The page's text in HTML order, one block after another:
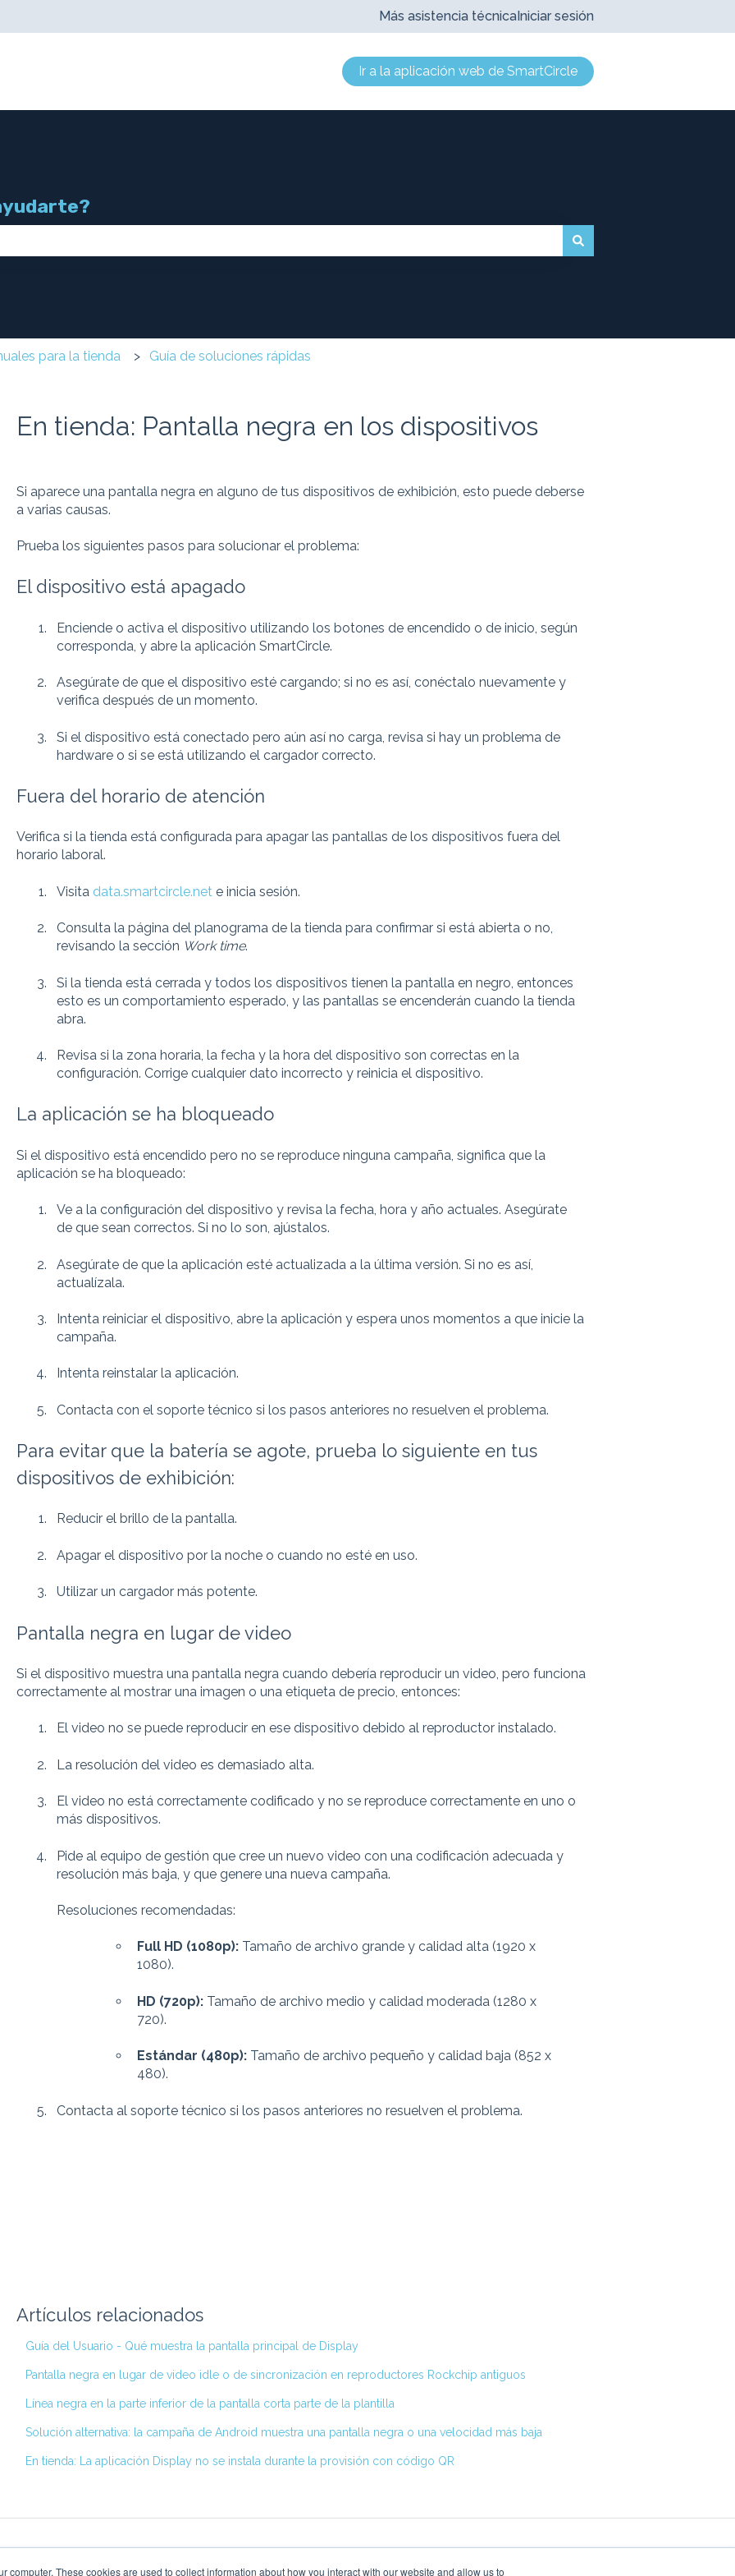
computer. These cookies are used to collect information about how you interact with our website and allow us to
de Más asistencia técnicaIniciar sesión
Ir a la aplicación web de SmartCircle
para la tienda Guía de soluciones rápidas
En tienda: Pantalla negra en los dispositivos
Si aparece una pantalla negra en alguno de tus dispositivos de exhibición, esto puede deberse
a varias causas.
Prueba los siguientes pasos para solucionar el problema:
El dispositivo está apagado
Enciende o activa el dispositivo utilizando los botones de encendido o de inicio, según
corresponda, y abre la aplicación SmartCircle.
Asegúrate de que el dispositivo esté cargando; si no es así, conéctalo nuevamente y
verifica después de un momento.
Si el dispositivo está conectado pero aún así no carga, revisa si hay un problema de
hardware o si se está utilizando el cargador correcto.
Fuera del horario de atención
Verifica si la tienda está configurada para apagar las pantallas de los dispositivos fuera del
horario laboral.
Visita data.smartcircle.net e inicia sesión.
Consulta la página del planograma de la tienda para confirmar si está abierta o no,
revisando la sección Work time.
Si la tienda está cerrada y todos los dispositivos tienen la pantalla en negro, entonces
esto es un comportamiento esperado, y las pantallas se encenderán cuando la tienda
abra.
Revisa si la zona horaria, la fecha y la hora del dispositivo son correctas en la
configuración. Corrige cualquier dato incorrecto y reinicia el dispositivo.
La aplicación se ha bloqueado
Si el dispositivo está encendido pero no se reproduce ninguna campaña, significa que la
aplicación se ha bloqueado:
Ve a la configuración del dispositivo y revisa la fecha, hora y año actuales. Asegúrate
de que sean correctos. Si no lo son, ajústalos.
Asegúrate de que la aplicación esté actualizada a la última versión. Si no es así,
actualízala.
Intenta reiniciar el dispositivo, abre la aplicación y espera unos momentos a que inicie la
campaña.
Intenta reinstalar la aplicación.
Contacta con el soporte técnico si los pasos anteriores no resuelven el problema.
Para evitar que la batería se agote, prueba lo siguiente en tus
dispositivos de exhibición:
Reducir el brillo de la pantalla.
Apagar el dispositivo por la noche o cuando no esté en uso.
Utilizar un cargador más potente.
Pantalla negra en lugar de video
Si el dispositivo muestra una pantalla negra cuando debería reproducir un video, pero funciona
correctamente al mostrar una imagen o una etiqueta de precio, entonces:
El video no se puede reproducir en ese dispositivo debido al reproductor instalado.
La resolución del video es demasiado alta.
El video no está correctamente codificado y no se reproduce correctamente en uno o
más dispositivos.
Pide al equipo de gestión que cree un nuevo video con una codificación adecuada y
resolución más baja, y que genere una nueva campaña.
Resoluciones recomendadas:
Full HD (1080p):Tamaño de archivo grande y calidad alta (1920 x
1080).
HD (720p):Tamaño de archivo medio y calidad moderada (1280 x
720).
Estándar (480p):Tamaño de archivo pequeño y calidad baja (852 x
480).
Contacta al soporte técnico si los pasos anteriores no resuelven el problema.
Artículos relacionados
Guía del Usuario - Qué muestra la pantalla principal de Display
Pantalla negra en lugar de video idle o de sincronización en reproductores Rockchip antiguos
Línea negra en la parte inferior de la pantalla corta parte de la plantilla
Solución alternativa: la campaña de Android muestra una pantalla negra o una velocidad más baja
En tienda: La aplicación Display no se instala durante la provisión con código QR